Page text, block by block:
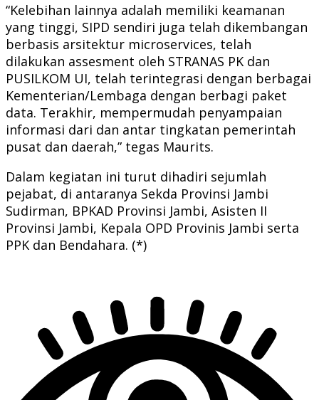
“Kelebihan lainnya adalah memiliki keamanan
yang tinggi, SIPD sendiri juga telah dikembangan
berbasis arsitektur microservices, telah
dilakukan assesment oleh STRANAS PK dan
PUSILKOM UI, telah terintegrasi dengan berbagai
Kementerian/Lembaga dengan berbagi paket
data. Terakhir, mempermudah penyampaian
informasi dari dan antar tingkatan pemerintah
pusat dan daerah,” tegas Maurits.
Dalam kegiatan ini turut dihadiri sejumlah
pejabat, di antaranya Sekda Provinsi Jambi
Sudirman, BPKAD Provinsi Jambi, Asisten II
Provinsi Jambi, Kepala OPD Provinis Jambi serta
PPK dan Bendahara. (*)